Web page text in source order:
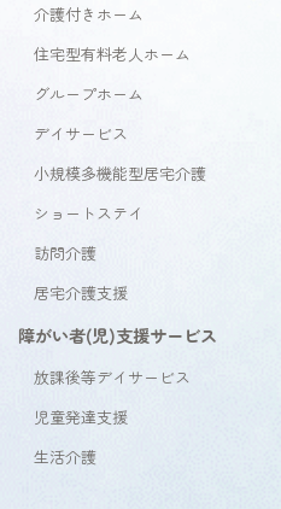
介護付きホーム
住宅型有料老人ホーム
グループホーム
デイサービス
小規模多機能型居宅介護
ショートステイ
訪問介護
居宅介護支援
障がい者(児)支援サービス
放課後等デイサービス
児童発達支援
生活介護